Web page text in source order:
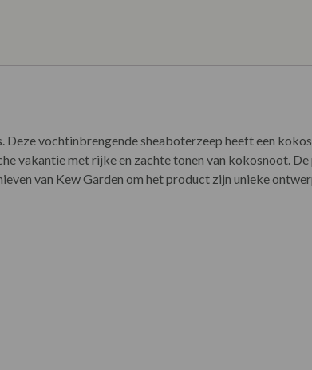
Deze vochtinbrengende sheaboterzeep heeft een
vakantie met rijke en zachte tonen van kokosnoot.
van Kew Garden om het product zijn unieke